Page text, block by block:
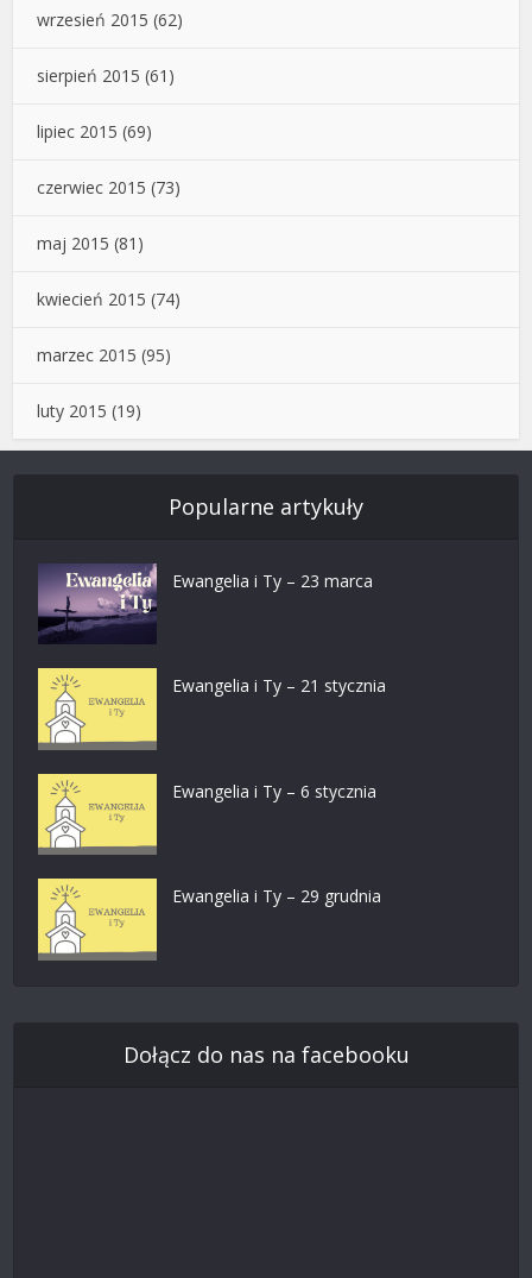
wrzesień 2015 (62)
sierpień 2015 (61)
lipiec 2015 (69)
czerwiec 2015 (73)
maj 2015 (81)
kwiecień 2015 (74)
marzec 2015 (95)
luty 2015 (19)
Popularne artykuły
Ewangelia i Ty – 23 marca
Ewangelia i Ty – 21 stycznia
Ewangelia i Ty – 6 stycznia
Ewangelia i Ty – 29 grudnia
Dołącz do nas na facebooku